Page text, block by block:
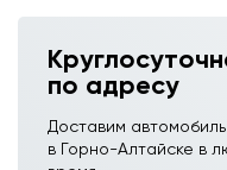
по адресу
Доставим
в Горно-Алтайске в